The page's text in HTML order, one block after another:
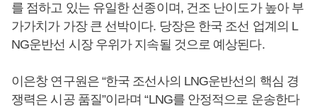
를 점하고 있는 유일한 선종이며, 건조 난이도가 높아 부
가가치가 가장 큰 선박이다. 당장은 한국 조선 업계의 L
NG운반선 시장 우위가 지속될 것으로 예상된다.
이은창 연구원은 “한국 조선사의 LNG운반선의 핵심 경
쟁력은 시공 품질”이라며 “LNG를 안정적으로 운송한다